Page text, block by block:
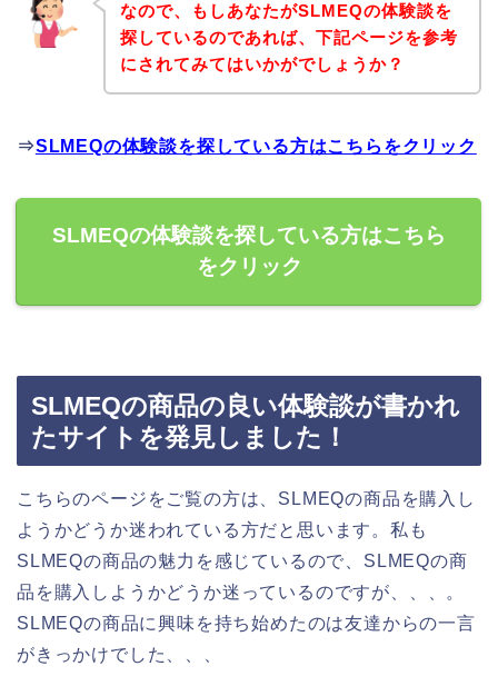
なので、もしあなたがSLMEQの体験談を
探しているのであれば、下記ページを参考
にされてみてはいかがでしょうか？
⇒SLMEQの体験談を探している方はこちらをクリック
SLMEQの体験談を探している方はこちら
をクリック
SLMEQの商品の良い体験談が書かれ
たサイトを発見しました！
こちらのページをご覧の方は、SLMEQの商品を購入し
ようかどうか迷われている方だと思います。私も
SLMEQの商品の魅力を感じているので、SLMEQの商
品を購入しようかどうか迷っているのですが、、、。
SLMEQの商品に興味を持ち始めたのは友達からの一言
がきっかけでした、、、